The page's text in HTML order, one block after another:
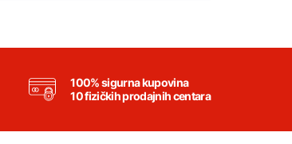
100% sigurna kupovina
10 fizičkih prodajnih centara